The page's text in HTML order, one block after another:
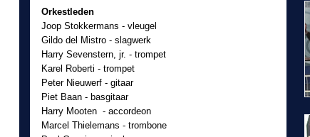
Orkestleden
Joop Stokkermans - vleugel
Gildo del Mistro - slagwerk
Harry Sevenstern, jr. - trompet
Karel Roberti - trompet
Peter Nieuwerf - gitaar
Piet Baan - basgitaar
Harry Mooten - accordeon
Marcel Thielemans - trombone